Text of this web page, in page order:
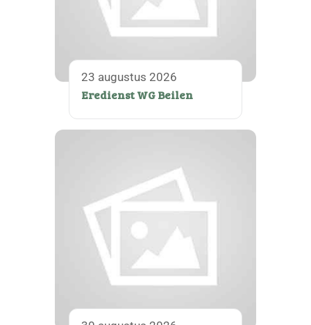
23 augustus 2026
Eredienst WG Beilen